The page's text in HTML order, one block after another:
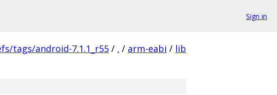
Sign in
tags/android-7.1.1_r55 / . / arm-eabi / lib